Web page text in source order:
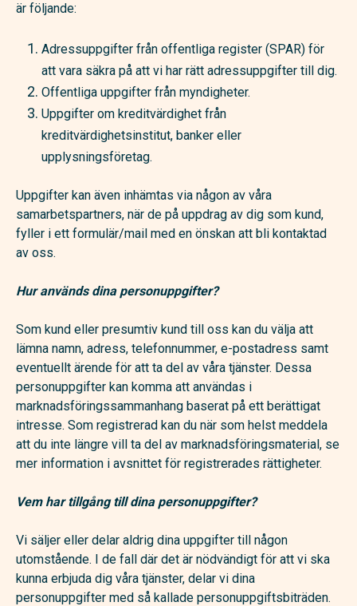
är följande:
Adressuppgifter från offentliga register (SPAR) för
att vara säkra på att vi har rätt adressuppgifter till dig.
Offentliga uppgifter från myndigheter.
Uppgifter om kreditvärdighet från
kreditvärdighetsinstitut, banker eller
upplysningsföretag.
Uppgifter kan även inhämtas via någon av våra
samarbetspartners, när de på uppdrag av dig som kund,
fyller i ett formulär/mail med en önskan att bli kontaktad
av oss.
Hur används dina personuppgifter?
Som kund eller presumtiv kund till oss kan du välja att
lämna namn, adress, telefonnummer, e-postadress samt
eventuellt ärende för att ta del av våra tjänster. Dessa
personuppgifter kan komma att användas i
marknadsföringssammanhang baserat på ett berättigat
intresse. Som registrerad kan du när som helst meddela
att du inte längre vill ta del av marknadsföringsmaterial, se
mer information i avsnittet för registrerades rättigheter.
Vem har tillgång till dina personuppgifter?
Vi säljer eller delar aldrig dina uppgifter till någon
utomstående. I de fall där det är nödvändigt för att vi ska
kunna erbjuda dig våra tjänster, delar vi dina
personuppgifter med så kallade personuppgiftsbiträden.